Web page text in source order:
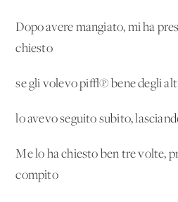
Dopo avere mangiato, mi ha
chiesto
se gli volevo pi√π bene degli
lo avevo seguito subito,
Me lo ha chiesto ben tre volte,
compito